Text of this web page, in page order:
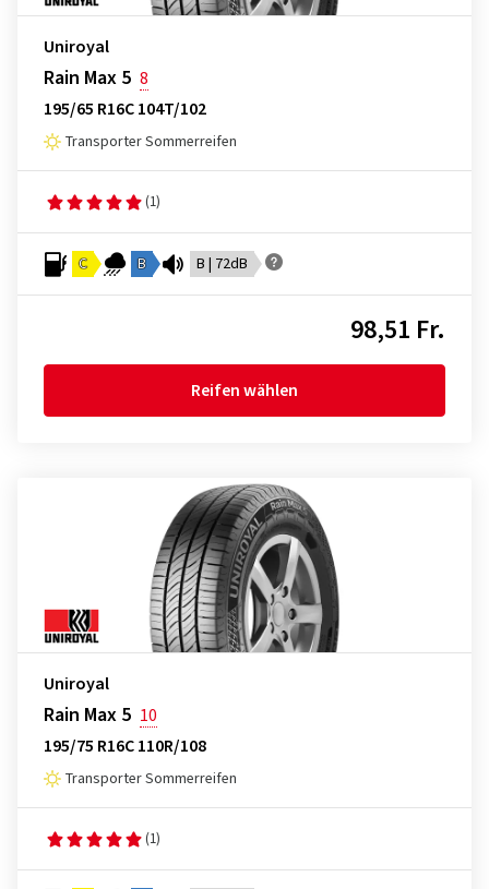
Uniroyal
Rain Max 5 8
195/65 R16C 104T/102
Transporter Sommerreifen
(1)
C B B | 72dB
98,51 Fr.
Reifen wählen
Uniroyal
Rain Max 5 10
195/75 R16C 110R/108
Transporter Sommerreifen
(1)